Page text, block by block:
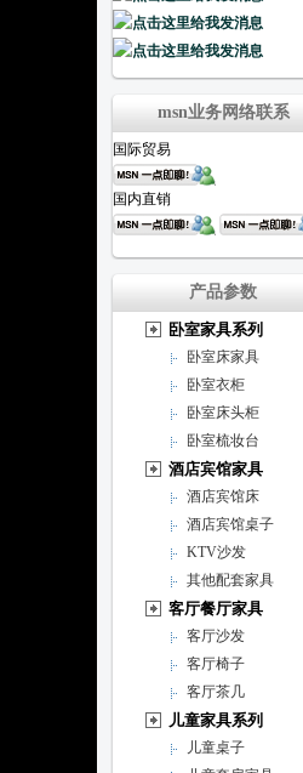
msn业务网络联系
国际贸易
国内直销
产品参数
卧室家具系列
卧室床家具
卧室衣柜
卧室床头柜
卧室梳妆台
酒店宾馆家具
酒店宾馆床
酒店宾馆桌子
KTV沙发
其他配套家具
客厅餐厅家具
客厅沙发
客厅椅子
客厅茶几
儿童家具系列
儿童桌子